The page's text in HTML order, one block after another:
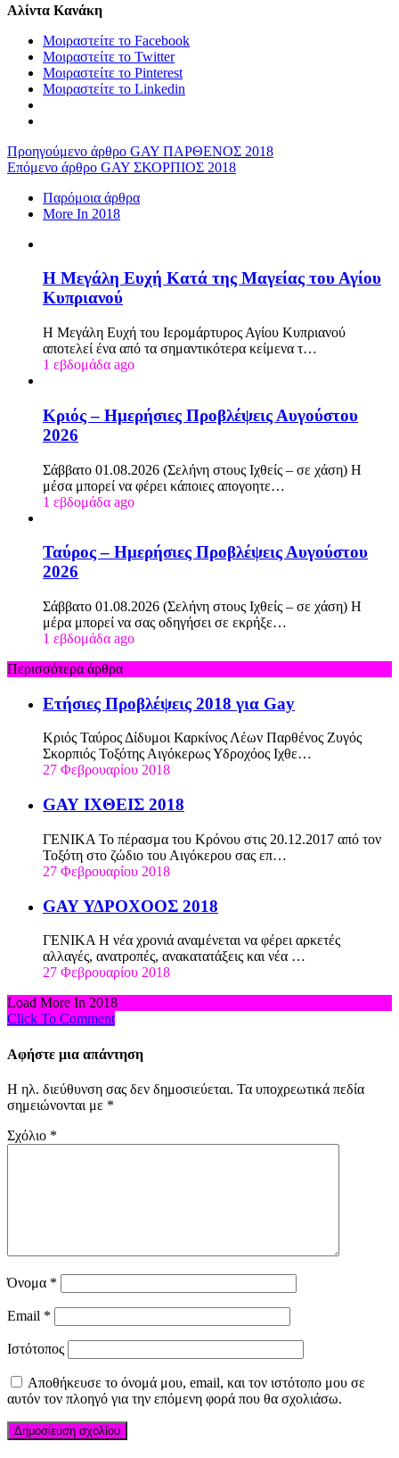
Αλίντα Κανάκη
Μοιραστείτε το Facebook
Μοιραστείτε το Twitter
Μοιραστείτε το Pinterest
Μοιραστείτε το Linkedin
Προηγούμενο άρθρο GΑΥ ΠΑΡΘΕΝΟΣ 2018
Επόμενο άρθρο GΑΥ ΣΚΟΡΠΙΟΣ 2018
Παρόμοια άρθρα
More In 2018
Η Μεγάλη Ευχή Κατά της Μαγείας του Αγίου
Κυπριανού
Η Μεγάλη Ευχή του Ιερομάρτυρος Αγίου Κυπριανού
αποτελεί ένα από τα σημαντικότερα κείμενα τ…
1 εβδομάδα ago
Κριός – Ημερήσιες Προβλέψεις Αυγούστου
2026
Σάββατο 01.08.2026 (Σελήνη στους Ιχθείς – σε χάση) Η
μέσα μπορεί να φέρει κάποιες απογοητε…
1 εβδομάδα ago
Ταύρος – Ημερήσιες Προβλέψεις Αυγούστου
2026
Σάββατο 01.08.2026 (Σελήνη στους Ιχθείς – σε χάση) Η
μέρα μπορεί να σας οδηγήσει σε εκρήξε…
1 εβδομάδα ago
Περισσότερα άρθρα
Ετήσιες Προβλέψεις 2018 για Gay
Κριός Ταύρος Δίδυμοι Καρκίνος Λέων Παρθένος Ζυγός
Σκορπιός Τοξότης Αιγόκερως Υδροχόος Ιχθε…
27 Φεβρουαρίου 2018
GΑΥ ΙΧΘΕΙΣ 2018
ΓΕΝΙΚΑ Το πέρασμα του Κρόνου στις 20.12.2017 από τον
Τοξότη στο ζώδιο του Αιγόκερου σας επ…
27 Φεβρουαρίου 2018
GΑΥ ΥΔΡΟΧΟΟΣ 2018
ΓΕΝΙΚΑ Η νέα χρονιά αναμένεται να φέρει αρκετές
αλλαγές, ανατροπές, ανακατατάξεις και νέα …
27 Φεβρουαρίου 2018
Load More In 2018
Click To Comment
Αφήστε μια απάντηση
Η ηλ. διεύθυνση σας δεν δημοσιεύεται. Τα υποχρεωτικά πεδία
σημειώνονται με *
Σχόλιο *
Όνομα *
Email *
Ιστότοπος
Αποθήκευσε το όνομά μου, email, και τον ιστότοπο μου σε
αυτόν τον πλοηγό για την επόμενη φορά που θα σχολιάσω.